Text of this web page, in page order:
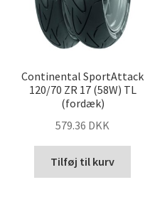
Continental SportAttack
120/70 ZR 17 (58W) TL
(fordæk)
579.36 DKK
Tilføj til kurv